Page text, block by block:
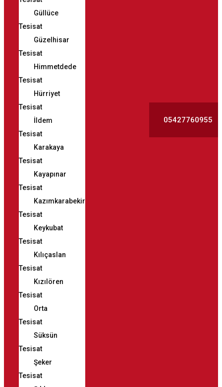
Güllüce
Tesisat
Güzelhisar
Tesisat
Himmetdede
Tesisat
Hürriyet
Tesisat
İldem
Tesisat
Karakaya
Tesisat
Kayapınar
Tesisat
Kazımkarabekir
Tesisat
Keykubat
Tesisat
Kılıçaslan
Tesisat
Kızılören
Tesisat
Orta
Tesisat
Süksün
Tesisat
Şeker
Tesisat
05427760955